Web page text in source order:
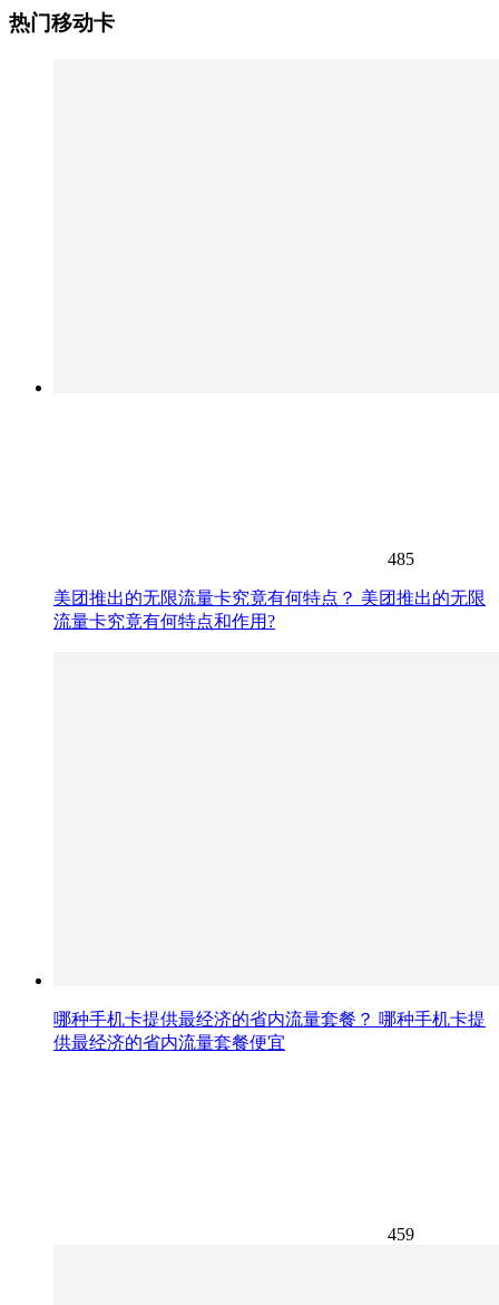
热门移动卡
485
美团推出的无限流量卡究竟有何特点？ 美团推出的无限
流量卡究竟有何特点和作用?
哪种手机卡提供最经济的省内流量套餐？ 哪种手机卡提
供最经济的省内流量套餐便宜
459